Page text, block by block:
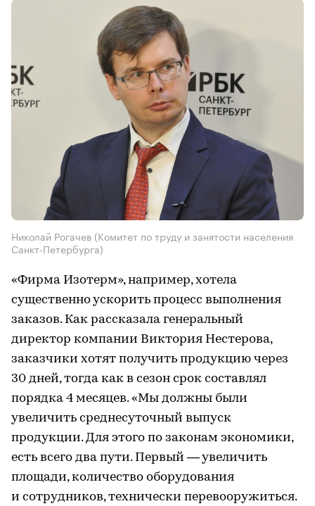
Николай Рогачев (Комитет по труду и занятости населения
Санкт-Петербурга)
«Фирма Изотерм», например, хотела
существенно ускорить процесс выполнения
заказов. Как рассказала генеральный
директор компании Виктория Нестерова,
заказчики хотят получить продукцию через
30 дней, тогда как в сезон срок составлял
порядка 4 месяцев. «Мы должны были
увеличить среднесуточный выпуск
продукции. Для этого по законам экономики,
есть всего два пути. Первый — увеличить
площади, количество оборудования
и сотрудников, технически перевооружиться.